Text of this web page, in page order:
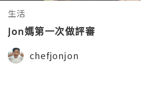
生活
Jon媽第一次做評審
chefjonjon